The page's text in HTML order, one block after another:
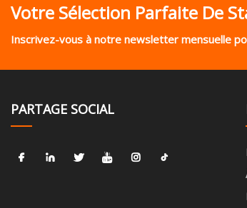
Votre Sélection Parfaite De
Inscrivez-vous à notre newsletter mensuelle
PARTAGE SOCIAL